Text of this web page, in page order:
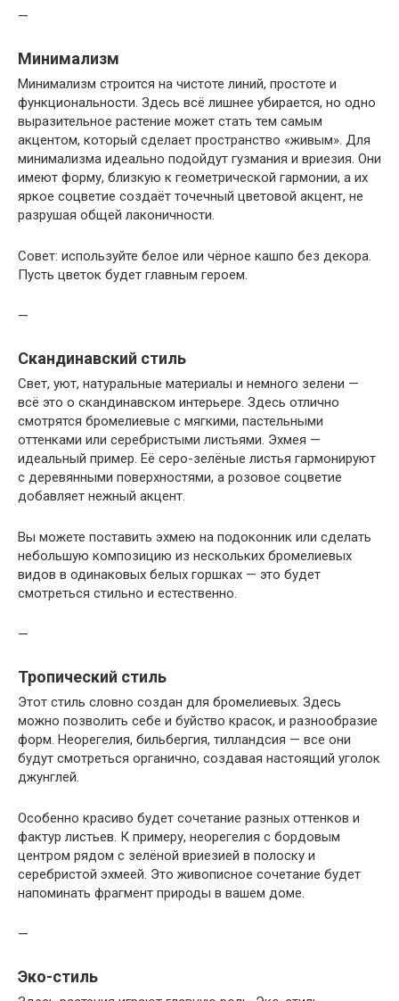
—
Минимализм
Минимализм строится на чистоте линий, простоте и
функциональности. Здесь всё лишнее убирается, но одно
выразительное растение может стать тем самым
акцентом, который сделает пространство «живым». Для
минимализма идеально подойдут гузмания и вриезия. Они
имеют форму, близкую к геометрической гармонии, а их
яркое соцветие создаёт точечный цветовой акцент, не
разрушая общей лаконичности.
Совет: используйте белое или чёрное кашпо без декора.
Пусть цветок будет главным героем.
—
Скандинавский стиль
Свет, уют, натуральные материалы и немного зелени —
всё это о скандинавском интерьере. Здесь отлично
смотрятся бромелиевые с мягкими, пастельными
оттенками или серебристыми листьями. Эхмея —
идеальный пример. Её серо-зелёные листья гармонируют
с деревянными поверхностями, а розовое соцветие
добавляет нежный акцент.
Вы можете поставить эхмею на подоконник или сделать
небольшую композицию из нескольких бромелиевых
видов в одинаковых белых горшках — это будет
смотреться стильно и естественно.
—
Тропический стиль
Этот стиль словно создан для бромелиевых. Здесь
можно позволить себе и буйство красок, и разнообразие
форм. Неорегелия, бильбергия, тилландсия — все они
будут смотреться органично, создавая настоящий уголок
джунглей.
Особенно красиво будет сочетание разных оттенков и
фактур листьев. К примеру, неорегелия с бордовым
центром рядом с зелёной вриезией в полоску и
серебристой эхмеей. Это живописное сочетание будет
напоминать фрагмент природы в вашем доме.
—
Эко-стиль